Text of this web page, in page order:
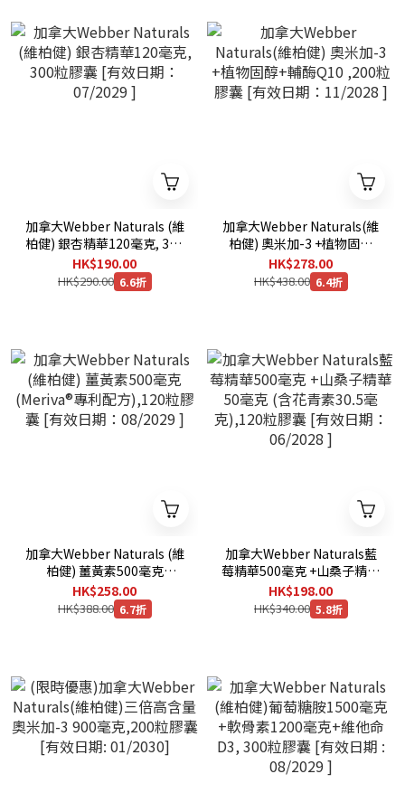
加拿大Webber Naturals (維
柏健) 銀杏精華120毫克, 300
]
HK$190.00
HK$290.00 6.6折
加拿大Webber Naturals(維
柏健) 奧米加-3 +植物固醇
+輔酶Q10 ,200粒膠囊 [有效
日期：11/2028 ]
HK$278.00
HK$438.00 6.4折
加拿大Webber Naturals (維
柏健) 薑黃素500毫克
(Meriva®專利配方),120粒膠
囊 [有效日期：08/2029 ]
HK$258.00
HK$388.00 6.7折
加拿大Webber Naturals藍
莓精華500毫克 +山桑子精華
50毫克 (含花青素30.5毫
克),120粒膠囊 [有效日期：
06/2028 ]
HK$198.00
HK$340.00 5.8折